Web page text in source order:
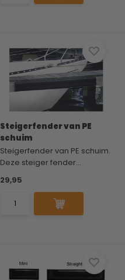
Steigerfender van PE
schuim
Steigerfender van PE schuim.
Deze steiger fender...
29,95